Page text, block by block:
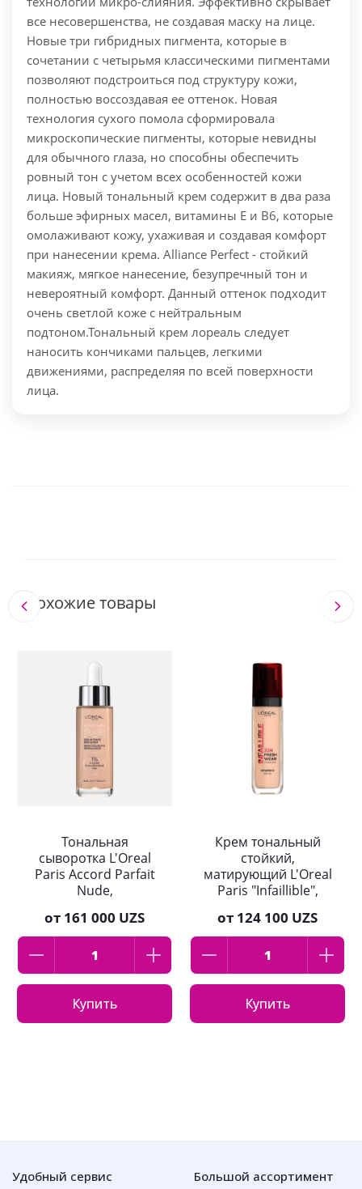
все несовершенства, не создавая маску на лице.
Новые три гибридных пигмента, которые в
сочетании с четырьмя классическими пигментами
позволяют подстроиться под структуру кожи,
полностью воссоздавая ее оттенок. Новая
технология сухого помола сформировала
микроскопические пигменты, которые невидны
для обычного глаза, но способны обеспечить
ровный тон с учетом всех особенностей кожи
лица. Новый тональный крем содержит в два раза
больше эфирных масел, витамины Е и В6, которые
омолаживают кожу, ухаживая и создавая комфорт
при нанесении крема. Alliance Perfect - стойкий
макияж, мягкое нанесение, безупречный тон и
невероятный комфорт. Данный оттенок подходит
очень светлой коже с нейтральным
подтоном.Тональный крем лореаль следует
наносить кончиками пальцев, легкими
движениями, распределяя по всей поверхности
лица.
Похожие товары
Тональная
сыворотка L'Oreal
Paris Accord Parfait
Nude,
3-4, 30 мл
от 161 000 UZS
Купить
Крем тональный
стойкий,
матирующий L'Oreal
Paris "Infaillible",
Бежево-розовый,
30мл
от 124 100 UZS
Купить
Удобный сервис Большой ассортимент